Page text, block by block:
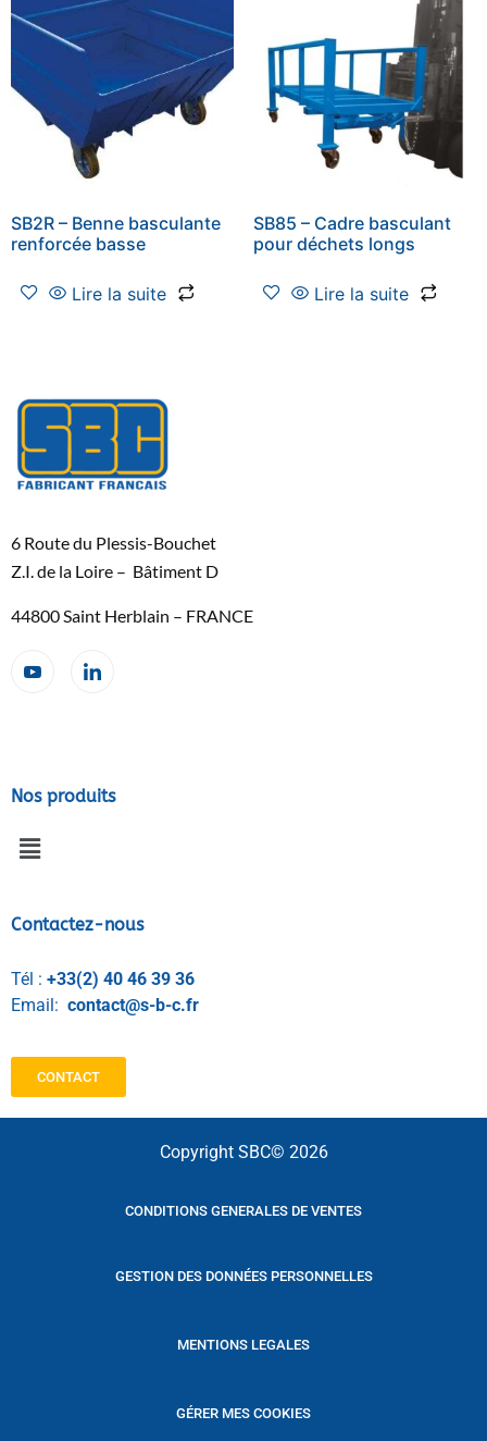
SB2R – Benne basculante
renforcée basse
Lire la suite
SB85 – Cadre basculant
pour déchets longs
Lire la suite
6 Route du Plessis-Bouchet
Z.I. de la Loire – Bâtiment D
44800 Saint Herblain – FRANCE
Nos produits
Contactez-nous
Tél : +33(2) 40 46 39 36
Email: contact@s-b-c.fr
CONTACT
Copyright SBC© 2026
CONDITIONS GENERALES DE VENTES
GESTION DES DONNÉES PERSONNELLES
MENTIONS LEGALES
GÉRER MES COOKIES